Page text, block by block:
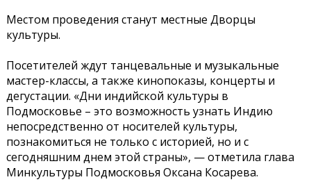
Местом проведения станут местные Дворцы
культуры.
Посетителей ждут танцевальные и музыкальные
мастер-классы, а также кинопоказы, концерты и
дегустации. «Дни индийской культуры в
Подмосковье – это возможность узнать Индию
непосредственно от носителей культуры,
познакомиться не только с историей, но и с
сегодняшним днем этой страны», — отметила глава
Минкультуры Подмосковья Оксана Косарева.